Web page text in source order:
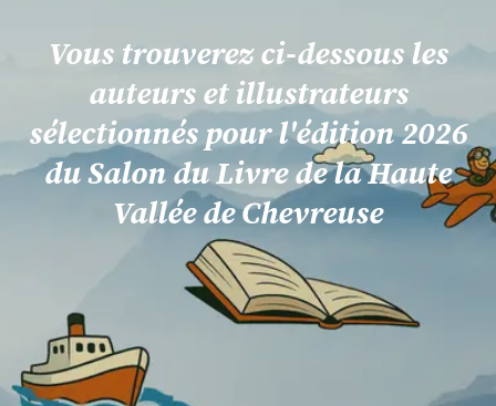
Vous trouverez ci-dessous les
auteurs et illustrateurs
sélectionnés pour l'édition 2026
du Salon du Livre de la Haute
Vallée de Chevreuse